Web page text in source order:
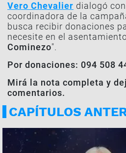
Vero Chevalier dialogó con
coordinadora de la
busca recibir donaciones
necesite en el
Cominezo".
Por donaciones: 094 508
Mirá la nota completa y
comentarios.
CAPÍTULOS